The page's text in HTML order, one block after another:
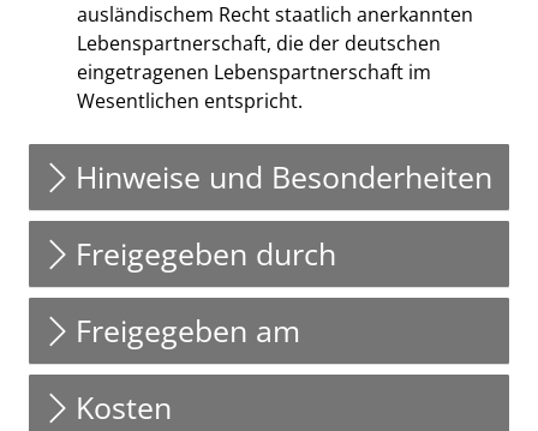
ausländischem Recht staatlich anerkannten
Lebenspartnerschaft, die der deutschen
eingetragenen Lebenspartnerschaft im
Wesentlichen entspricht.
Hinweise und Besonderheiten
Freigegeben durch
Freigegeben am
Kosten